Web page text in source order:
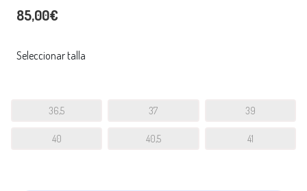
85,00€
Seleccionar talla
36,5 37 39
40 40,5 41